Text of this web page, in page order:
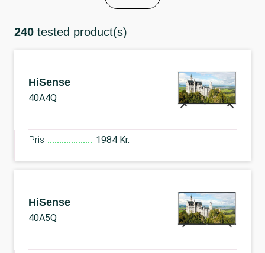
240 tested product(s)
HiSense
40A4Q
Pris 1984 Kr.
HiSense
40A5Q